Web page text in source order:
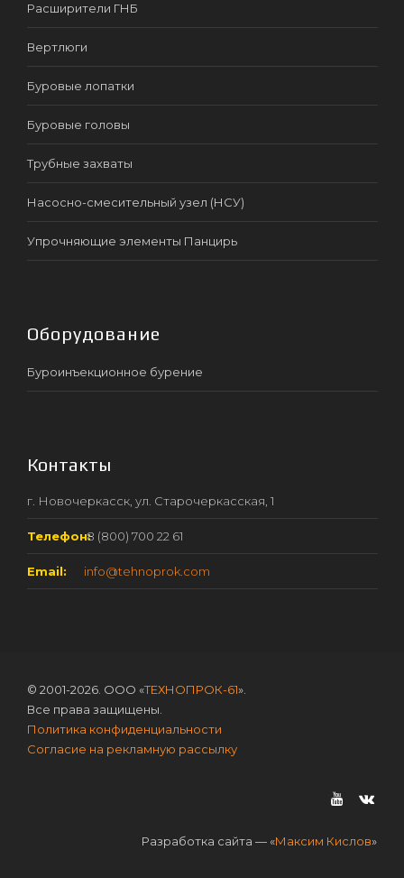
Расширители ГНБ
Вертлюги
Буровые лопатки
Буровые головы
Трубные захваты
Насосно-смесительный узел (НСУ)
Упрочняющие элементы Панцирь
Оборудование
Буроинъекционное бурение
Контакты
г. Новочеркасск, ул. Старочеркасская, 1
Телефон:8 (800) 700 22 61
Email: info@tehnoprok.com
© 2001-2026. ООО «ТЕХНОПРОК-61».
Все права защищены.
Политика конфиденциальности
Согласие на рекламную рассылку
Разработка сайта — «Максим Кислов»